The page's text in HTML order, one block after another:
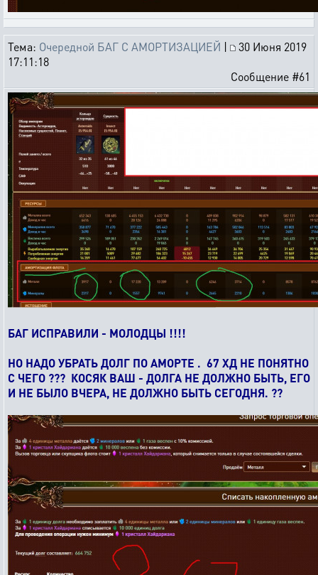
Тема: Очередной БАГ С АМОРТИЗАЦИЕЙ |
30 Июня 2019
17:11:18
Сообщение #61
БАГ ИСПРАВИЛИ - МОЛОДЦЫ !!!!
НО НАДО УБРАТЬ ДОЛГ ПО АМОРТЕ . 67 ХД НЕ ПОНЯТНО
С ЧЕГО ??? КОСЯК ВАШ - ДОЛГА НЕ ДОЛЖНО БЫТЬ, ЕГО
И НЕ БЫЛО ВЧЕРА, НЕ ДОЛЖНО БЫТЬ СЕГОДНЯ. ??